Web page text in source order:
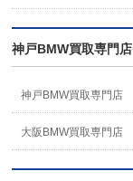
神戸BMW買取専門店
神戸BMW買取専門店
大阪BMW買取専門店